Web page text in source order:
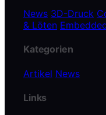
News 3D-Druck
& Löten
Kategorien
Artikel News
Links